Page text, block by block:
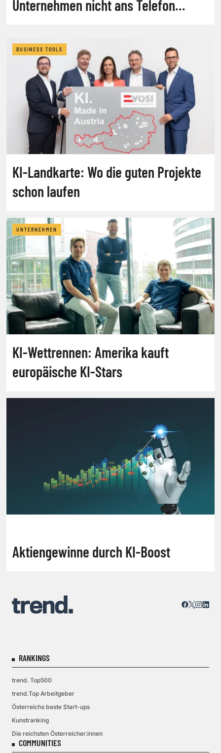
Unternehmen nicht ans Telefon
BUSINESS TOOLS
KI-Landkarte: Wo die guten Projekte
schon laufen
UNTERNEHMEN
KI-Wettrennen: Amerika kauft
europäische KI-Stars
Aktiengewinne durch KI-Boost
RANKINGS
trend. Top500
trend.Top Arbeitgeber
Österreichs beste Start-ups
Kunstranking
Die reichsten Österreicher:innen
COMMUNITIES